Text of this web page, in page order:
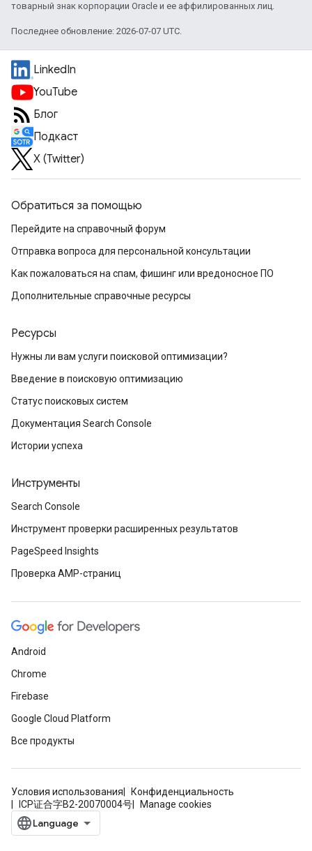
товарный знак корпорации Oracle и ее аффилированных лиц.
Последнее обновление: 2026-07-07 UTC.
LinkedIn
YouTube
Блог
Подкаст
X (Twitter)
Обратиться за помощью
Перейдите на справочный форум
Отправка вопроса для персональной консультации
Как пожаловаться на спам, фишинг или вредоносное ПО
Дополнительные справочные ресурсы
Ресурсы
Нужны ли вам услуги поисковой оптимизации?
Введение в поисковую оптимизацию
Статус поисковых систем
Документация Search Console
Истории успеха
Инструменты
Search Console
Инструмент проверки расширенных результатов
PageSpeed Insights
Проверка AMP-страниц
Android
Chrome
Firebase
Google Cloud Platform
Все продукты
Условия использования
Конфиденциальность
ICP证合字B2-20070004号
Manage cookies